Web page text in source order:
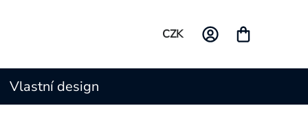
CZK
Vlastní design